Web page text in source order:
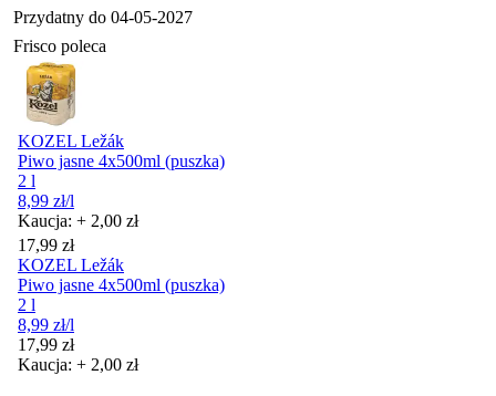
Przydatny do 04-05-2027
Frisco poleca
KOZEL Ležák
Piwo jasne 4x500ml (puszka)
2 l
8,99 zł/l
Kaucja: + 2,00 zł
Cena
17,99 zł
KOZEL Ležák
Piwo jasne 4x500ml (puszka)
2 l
8,99 zł/l
Cena
17,99 zł
Kaucja: + 2,00 zł